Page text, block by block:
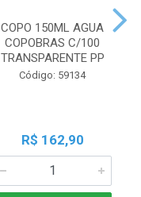
COPO 150ML AGUA
COPOBRAS C/100
TRANSPARENTE PP
Código: 59134
R$ 162,90